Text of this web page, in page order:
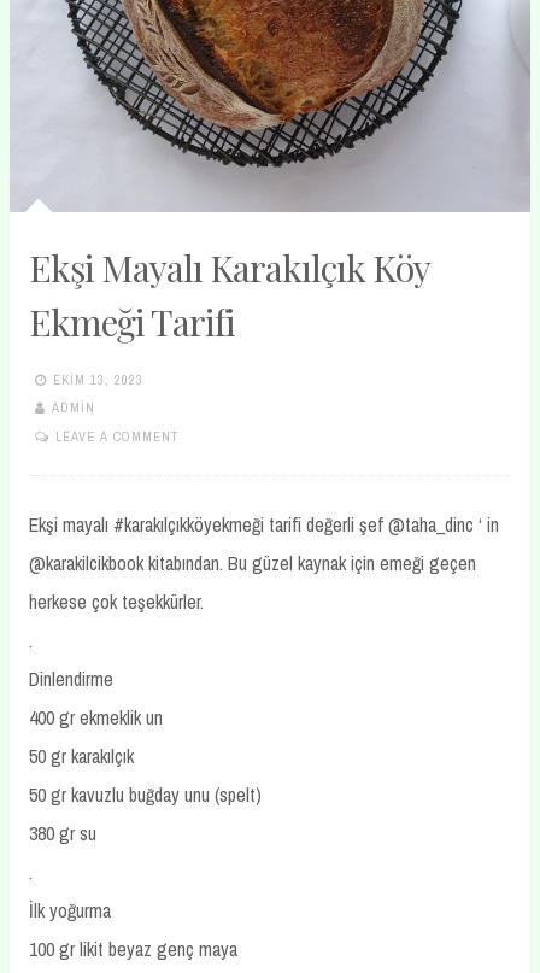
Ekşi Mayalı Karakılçık Köy
Ekmeği Tarifi
EKIM 13, 2023
ADMIN
LEAVE A COMMENT
Ekşi mayalı #karakılçıkköyekmeği tarifi değerli şef @taha_dinc ‘ in
@karakilcikbook kitabından. Bu güzel kaynak için emeği geçen
herkese çok teşekkürler.
.
Dinlendirme
400 gr ekmeklik un
50 gr karakılçık
50 gr kavuzlu buğday unu (spelt)
380 gr su
.
İlk yoğurma
100 gr likit beyaz genç maya